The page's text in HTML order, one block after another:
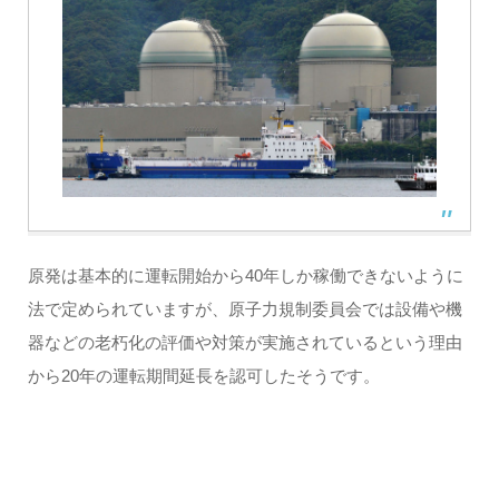
原発は基本的に運転開始から40年しか稼働できないように
法で定められていますが、原子力規制委員会では設備や機
器などの老朽化の評価や対策が実施されているという理由
から20年の運転期間延長を認可したそうです。